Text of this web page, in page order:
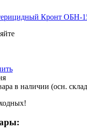
Кронт ОБН-
в наличии (осн.